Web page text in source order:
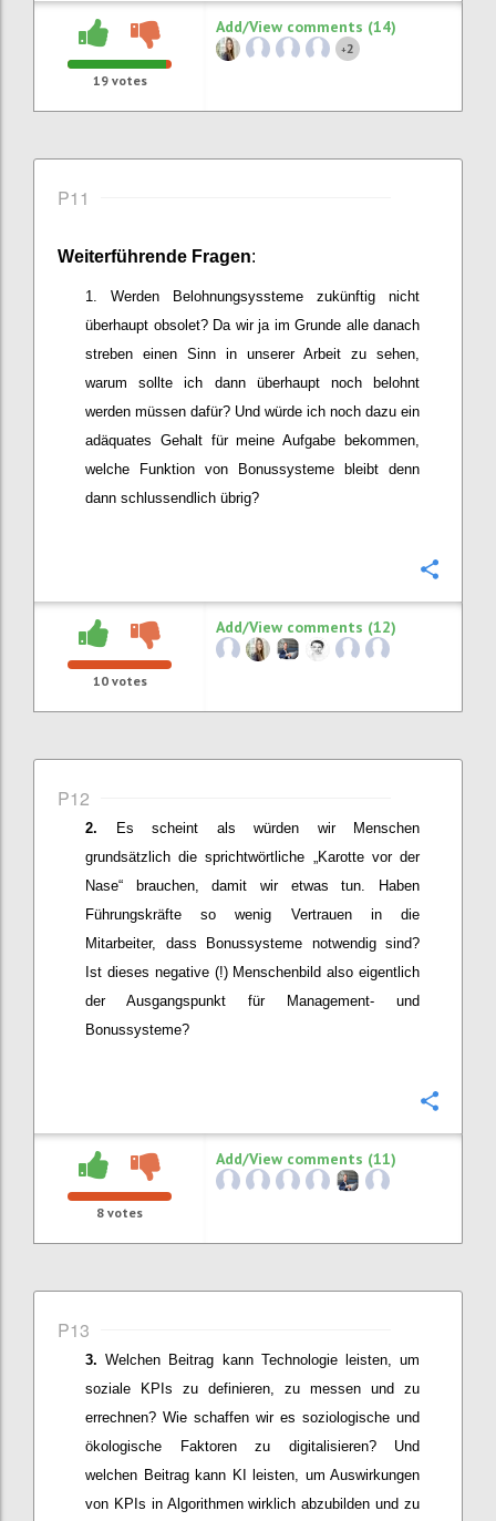
19votes
Add/View comments (14)
+2
P11
Weiterführende Fragen:
Werden Belohnungsyssteme zukünftig nicht
überhaupt obsolet? Da wir ja im Grunde alle danach
streben einen Sinn in unserer Arbeit zu sehen,
warum sollte ich dann überhaupt noch belohnt
werden müssen dafür? Und würde ich noch dazu ein
adäquates Gehalt für meine Aufgabe bekommen,
welche Funktion von Bonussysteme bleibt denn
dann schlussendlich übrig?
10votes
Add/View comments (12)
P12
Es scheint als würden wir Menschen
grundsätzlich die sprichtwörtliche „Karotte vor der
Nase“ brauchen, damit wir etwas tun. Haben
Führungskräfte so wenig Vertrauen in die
Mitarbeiter, dass Bonussysteme notwendig sind?
Ist dieses negative (!) Menschenbild also eigentlich
der Ausgangspunkt für
Management- und
Bonussysteme?
8 votes
Add/View comments (11)
P13
Welchen Beitrag kann Technologie leisten, um
soziale KPIs zu definieren, zu messen und zu
errechnen? Wie schaffen wir es soziologische und
ökologische Faktoren zu digitalisieren? Und
welchen Beitrag kann KI leisten, um Auswirkungen
von KPIs in Algorithmen wirklich abzubilden und zu